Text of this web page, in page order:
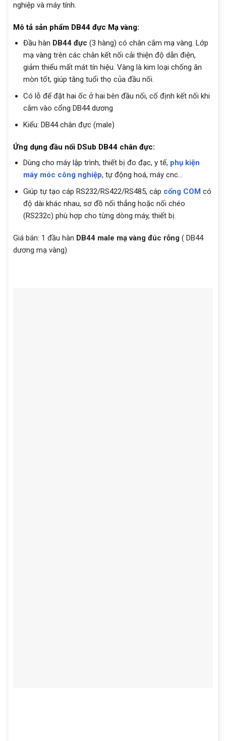
nghiệp và máy tính.
Mô tả sản phẩm DB44 đực Mạ vàng:
Đầu hàn DB44 đực (3 hàng) có chân cắm mạ vàng. Lớp
mạ vàng trên các chân kết nối cải thiện độ dẫn điện,
giảm thiểu mất mát tín hiệu. Vàng là kim loại chống ăn
mòn tốt, giúp tăng tuổi thọ của đầu nối.
Có lỗ để đặt hai ốc ở hai bên đầu nối, cố định kết nối khi
cắm vào cổng DB44 dương
Kiểu: DB44 chân đực (male)
Ứng dụng đầu nối DSub DB44 chân đực:
Dùng cho máy lập trình, thiết bị đo đạc, y tế, phụ kiện
máy móc công nghiệp, tự động hoá, máy cnc…
Giúp tự tạo cáp RS232/RS422/RS485, cáp cổng COM có
độ dài khác nhau, sơ đồ nối thẳng hoặc nối chéo
(RS232c) phù hợp cho từng dòng máy, thiết bị.
Giá bán: 1 đầu hàn DB44 male mạ vàng đúc rỗng ( DB44
dương mạ vàng)